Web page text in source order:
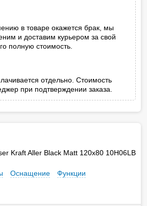
в товаре окажется брак, мы
и доставим курьером за свой
полную стоимость.
отдельно. Стоимость
при подтверждении заказа.
Kraft Aller Black Matt 120х80 10H06LB
Оснащение Функции